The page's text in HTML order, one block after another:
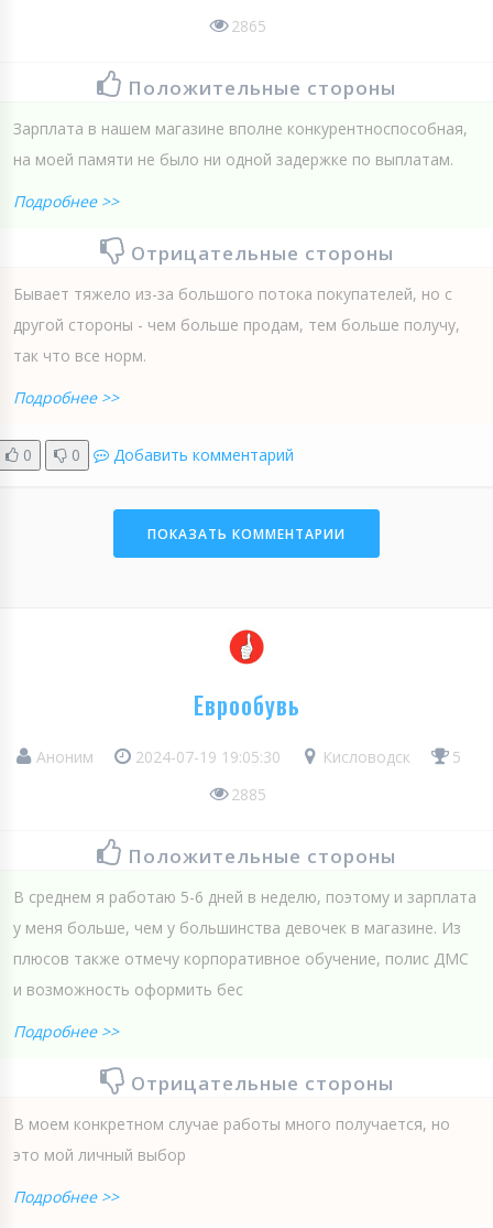
2865
Положительные стороны
Зарплата в нашем магазине вполне конкурентноспособная,
на моей памяти не было ни одной задержке по выплатам.
Подробнее >>
Отрицательные стороны
Бывает тяжело из-за большого потока покупателей, но с
другой стороны - чем больше продам, тем больше получу,
так что все норм.
Подробнее >>
0 0 Добавить комментарий
ПОКАЗАТЬ КОММЕНТАРИИ
Еврообувь
Аноним 2024-07-19 19:05:30 Кисловодск
5
2885
Положительные стороны
В среднем я работаю 5-6 дней в неделю, поэтому и зарплата
у меня больше, чем у большинства девочек в магазине. Из
плюсов также отмечу корпоративное обучение, полис ДМС
и возможность оформить бес
Подробнее >>
Отрицательные стороны
В моем конкретном случае работы много получается, но
это мой личный выбор
Подробнее >>